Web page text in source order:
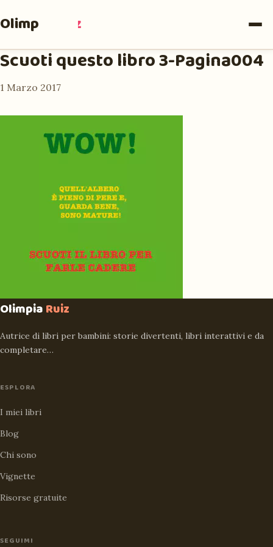
Olimpia Ruiz
Scuoti questo libro 3-Pagina004
1 Marzo 2017
OlimpiaRuiz
Autrice di libri per bambini: storie divertenti, libri interattivi e da
completare…
ESPLORA
I miei libri
Blog
Chi sono
Vignette
Risorse gratuite
SEGUIMI